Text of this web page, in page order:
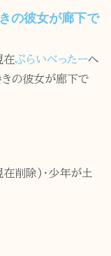
の彼女が廊下で
在ぷらいべったーへ
きの彼女が廊下で
削除)・少年が土